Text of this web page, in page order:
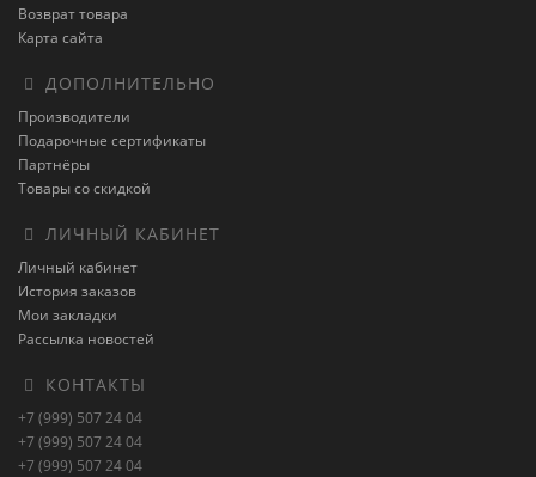
Возврат товара
Карта сайта
ДОПОЛНИТЕЛЬНО
Производители
Подарочные сертификаты
Партнёры
Товары со скидкой
ЛИЧНЫЙ КАБИНЕТ
Личный кабинет
История заказов
Мои закладки
Рассылка новостей
КОНТАКТЫ
+7 (999) 507 24 04
+7 (999) 507 24 04
+7 (999) 507 24 04